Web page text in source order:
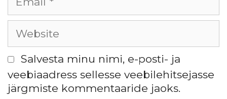
Salvesta minu nimi, e-posti- ja
veebiaadress sellesse veebilehitsejasse
järgmiste kommentaaride jaoks.